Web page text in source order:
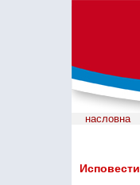
насловна
Исповести